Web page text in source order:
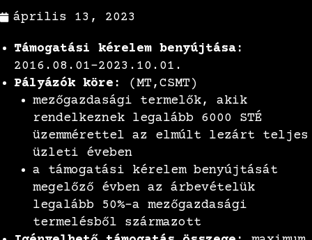
április 13, 2023
Támogatási kérelem benyújtása:
2016.08.01-2023.10.01.
Pályázók köre:
(MT,CSMT)
mezőgazdasági termelők, akik
rendelkeznek legalább 6000 STÉ
üzemmérettel az elmúlt lezárt teljes
üzleti éveben
a támogatási kérelem benyújtását
megelőző évben az árbevételük
legalább 50%-a mezőgazdasági
termelésből származott